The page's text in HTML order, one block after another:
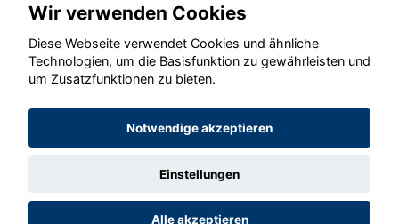
© konjunkturmotor.de GmbH 2020 - 2026
Wir verwenden Cookies
Diese Webseite verwendet Cookies und ähnliche
Technologien, um die Basisfunktion zu gewährleisten und
um Zusatzfunktionen zu bieten.
Notwendige akzeptieren
Einstellungen
Alle akzeptieren